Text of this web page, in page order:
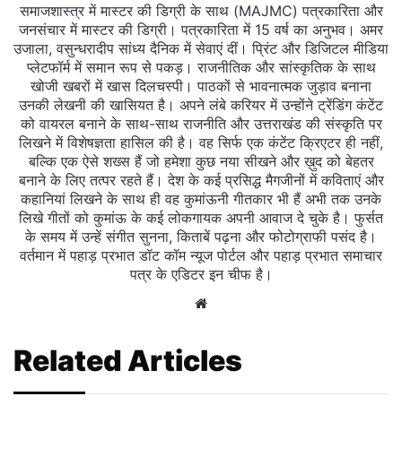
समाजशास्त्र में मास्टर की डिग्री के साथ (MAJMC) पत्रकारिता और
जनसंचार में मास्टर की डिग्री। पत्रकारिता में 15 वर्ष का अनुभव। अमर
उजाला, वसुन्धरादीप सांध्य दैनिक में सेवाएं दीं। प्रिंट और डिजिटल मीडिया
प्लेटफॉर्म में समान रूप से पकड़। राजनीतिक और सांस्कृतिक के साथ
खोजी खबरों में खास दिलचस्‍पी। पाठकों से भावनात्मक जुड़ाव बनाना
उनकी लेखनी की खासियत है। अपने लंबे करियर में उन्होंने ट्रेंडिंग कंटेंट
को वायरल बनाने के साथ-साथ राजनीति और उत्तराखंड की संस्कृति पर
लिखने में विशेषज्ञता हासिल की है। वह सिर्फ एक कंटेंट क्रिएटर ही नहीं,
बल्कि एक ऐसे शख्स हैं जो हमेशा कुछ नया सीखने और ख़ुद को बेहतर
बनाने के लिए तत्पर रहते हैं। देश के कई प्रसिद्ध मैगजीनों में कविताएं और
कहानियां लिखने के साथ ही वह कुमांऊनी गीतकार भी हैं अभी तक उनके
लिखे गीतों को कुमांऊ के कई लोकगायक अपनी आवाज दे चुके है। फुर्सत
के समय में उन्हें संगीत सुनना, किताबें पढ़ना और फोटोग्राफी पसंद है।
वर्तमान में पहाड़ प्रभात डॉट कॉम न्यूज पोर्टल और पहाड़ प्रभात समाचार
पत्र के एडिटर इन चीफ है।
Website
Related Articles